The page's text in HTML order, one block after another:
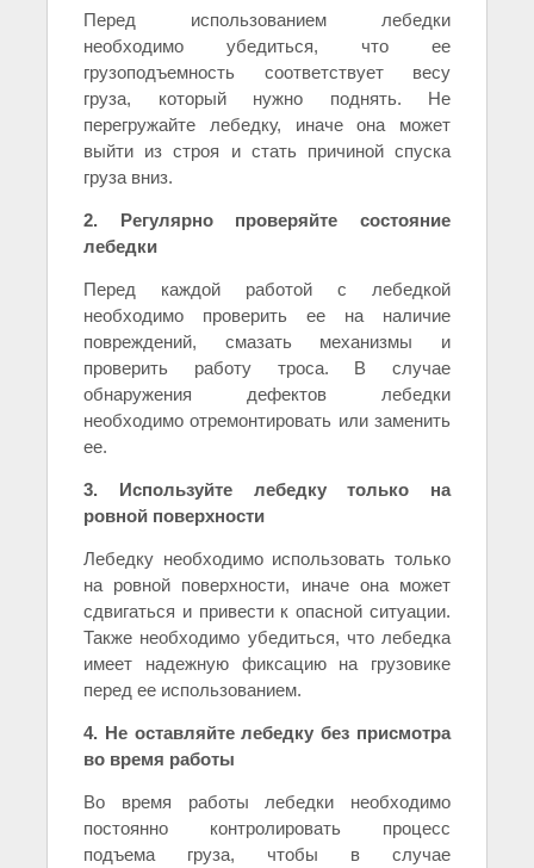
Перед использованием лебедки
необходимо убедиться, что ее
грузоподъемность соответствует весу
груза, который нужно поднять. Не
перегружайте лебедку, иначе она может
выйти из строя и стать причиной спуска
груза вниз.
2. Регулярно проверяйте состояние
лебедки
Перед каждой работой с лебедкой
необходимо проверить ее на наличие
повреждений, смазать механизмы и
проверить работу троса. В случае
обнаружения дефектов лебедки
необходимо отремонтировать или заменить
ее.
3. Используйте лебедку только на
ровной поверхности
Лебедку необходимо использовать только
на ровной поверхности, иначе она может
сдвигаться и привести к опасной ситуации.
Также необходимо убедиться, что лебедка
имеет надежную фиксацию на грузовике
перед ее использованием.
4. Не оставляйте лебедку без присмотра
во время работы
Во время работы лебедки необходимо
постоянно контролировать процесс
подъема груза, чтобы в случае